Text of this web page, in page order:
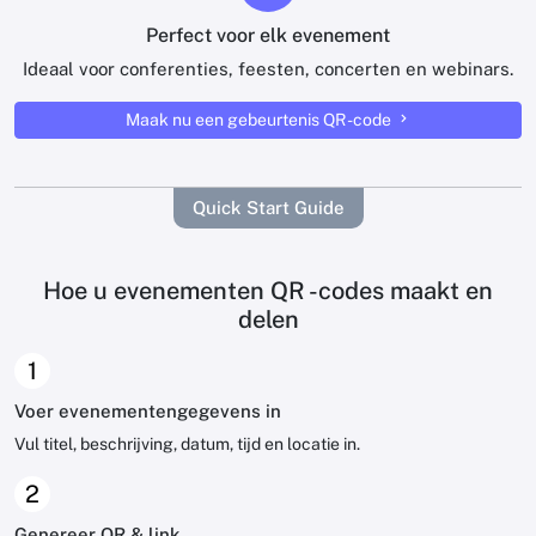
Perfect voor elk evenement
Ideaal voor conferenties, feesten, concerten en webinars.
Maak nu een gebeurtenis QR -code
Quick Start Guide
Hoe u evenementen QR -codes maakt en
delen
1
Voer evenementengegevens in
Vul titel, beschrijving, datum, tijd en locatie in.
2